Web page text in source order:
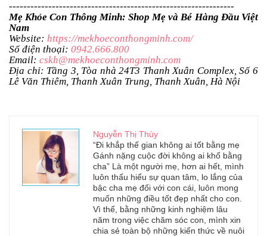
---------------------------------------------------------------
Mẹ Khỏe Con Thông Minh: Shop Mẹ và Bé Hàng Đầu Việt
Nam
Website: https://mekhoeconthongminh.com/
Số điện thoại: 0942.666.800
Email: cskh@mekhoeconthongminh.com
Địa chỉ: Tầng 3, Tòa nhà 24T3 Thanh Xuân Complex, Số 6
Lê Văn Thiêm, Thanh Xuân Trung, Thanh Xuân, Hà Nội
Nguyễn Thị Thùy
“Đi khắp thế gian không ai tốt bằng mẹ
Gánh nặng cuộc đời không ai khổ bằng
cha” Là một người mẹ, hơn ai hết, mình
luôn thấu hiểu sự quan tâm, lo lắng của
bậc cha mẹ đối với con cái, luôn mong
muốn những điều tốt đẹp nhất cho con.
Vì thế, bằng những kinh nghiệm lâu
năm trong việc chăm sóc con, mình xin
chia sẻ toàn bộ những kiến thức về nuôi